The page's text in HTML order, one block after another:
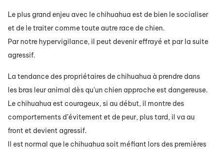
Le plus grand enjeu avec le chihuahua est de bien le socialiser
et de le traiter comme toute autre race de chien.
Par notre hypervigilance, il peut devenir effrayé et par la suite
agressif.
La tendance des propriétaires de chihuahua à prendre dans
les bras leur animal dès qu'un chien approche est dangereuse.
Le chihuahua est courageux, si au début, il montre des
comportements d’évitement et de peur, plus tard, il va au
front et devient agressif.
Il est normal que le chihuahua soit méfiant lors des premières